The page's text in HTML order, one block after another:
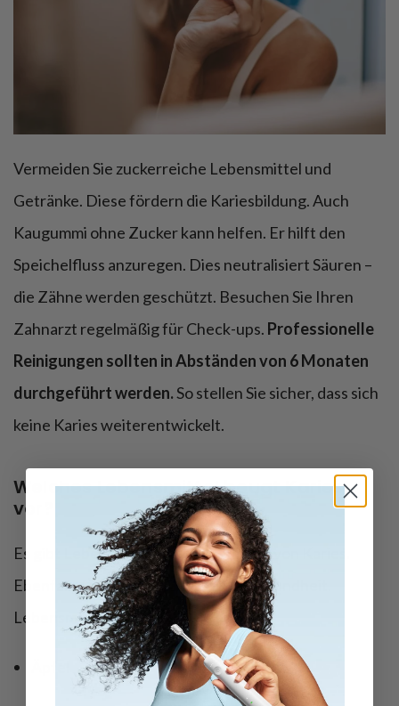
Vermeiden Sie zuckerreiche Lebensmittel und
Getränke. Diese fördern die Kariesbildung. Auch
Kaugummi ohne Zucker kann helfen. Er hilft den
Speichelfluss anzuregen. Dies neutralisiert Säuren –
die Zähne werden geschützt. Besuchen Sie Ihren
Zahnarzt regelmäßig für Check-ups. Professionelle
Reinigungen sollten in Abständen von 6 Monaten
durchgeführt werden.So stellen Sie sicher, dass sich
keine Karies weiterentwickelt.
Welches Lebensmittel beugt Karies
vor?
Es gibt Lebensmittel zur Vorbeugung von Karies.
Ebenfalls fördern sie unsere Zahngesundheit.
Lebensmittel zur Karies Vorbeugung: